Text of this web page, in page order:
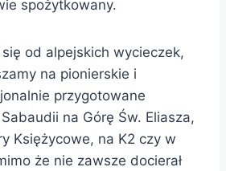
spożytkowany.
od alpejskich wycieczek,
na pionierskie i
przygotowane
na Górę Św. Eliasza,
Księżycowe, na K2 czy w
że nie zawsze docierał